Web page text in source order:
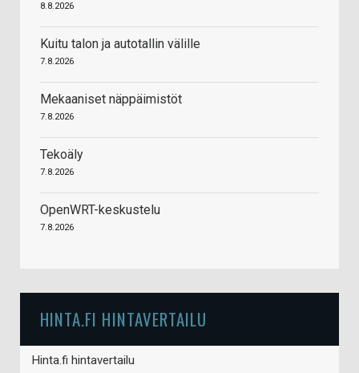
8.8.2026
Kuitu talon ja autotallin välille
7.8.2026
Mekaaniset näppäimistöt
7.8.2026
Tekoäly
7.8.2026
OpenWRT-keskustelu
7.8.2026
HINTA.FI HINTAVERTAILU
Hinta.fi hintavertailu